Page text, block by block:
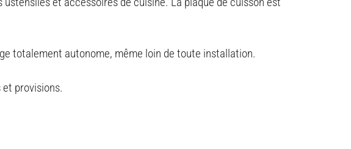
totalement autonome, même loin de toute installation.
provisions.